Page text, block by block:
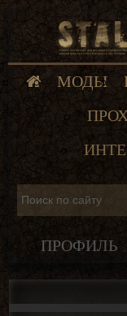
МОДЫ
ПРОФИЛЬ